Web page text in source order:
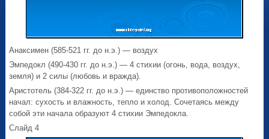
Анаксимен (585-521 гг. до н.э.) — воздух
Эмпедокл (490-430 гг. до н.э.) — 4 стихии (огонь, вода, воздух,
земля) и 2 силы (любовь и вражда).
Аристотель (384-322 гг. до н.э.) — единство противоположностей
начал: сухость и влажность, тепло и холод. Сочетаясь между
собой эти начала образуют 4 стихии Эмпедокла.
Слайд 4